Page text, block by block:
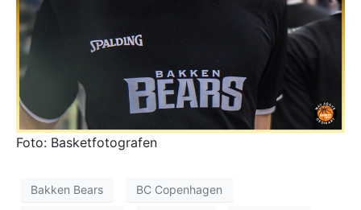
Foto: Basketfotografen
Bakken Bears BC Copenhagen